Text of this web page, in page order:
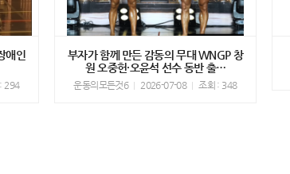
애인
294
부자가 함께 만든 감동의 무대 WNGP 창
원 오중헌·오윤석 선수 동반 출…
운동의모든것6 2026-07-08 조회 : 348